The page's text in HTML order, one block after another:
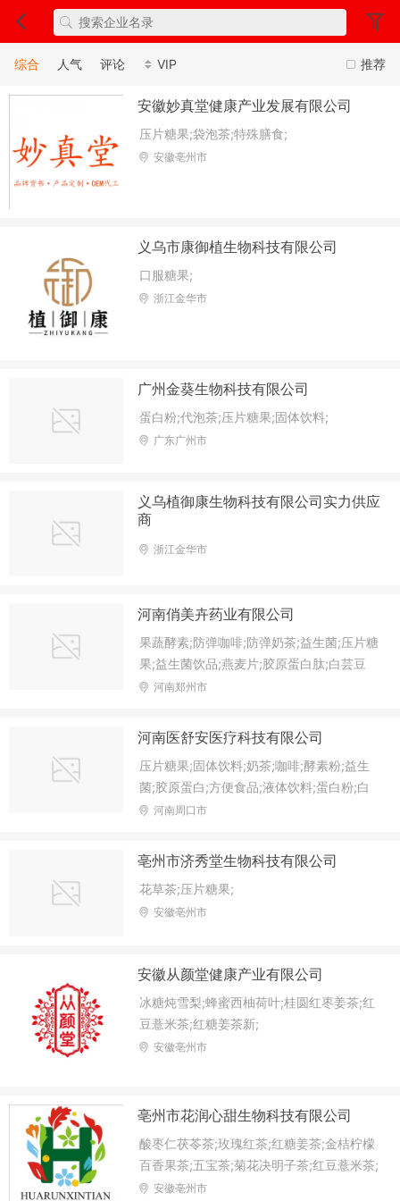
推荐
综合 人气 评论 VIP
安徽妙真堂健康产业发展有限公司
压片糖果;袋泡茶;特殊膳食;
安徽亳州市
义乌市康御植生物科技有限公司
口服糖果;
浙江金华市
广州金葵生物科技有限公司
蛋白粉;代泡茶;压片糖果;固体饮料;
广东广州市
义乌植御康生物科技有限公司实力供应
商
浙江金华市
河南俏美卉药业有限公司
果蔬酵素;防弹咖啡;防弹奶茶;益生菌;压片糖
果;益生菌饮品;燕麦片;胶原蛋白肽;白芸豆
片;蓝莓叶黄素;藕粉;南瓜酵素;益生菌粉;益
植物蛋白粉;红糖姜茶;奇亚籽藕粉;
河南郑州市
河南医舒安医疗科技有限公司
压片糖果;固体饮料;奶茶;咖啡;酵素粉;益生
菌;胶原蛋白;方便食品;液体饮料;蛋白粉;白
凉粉;木瓜葛根片;白芸豆片;黑咖啡;防弹咖
河南周口市
亳州市济秀堂生物科技有限公司
花草茶;压片糖果;
安徽亳州市
安徽从颜堂健康产业有限公司
冰糖炖雪梨;蜂蜜西柚荷叶;桂圆红枣姜茶;红
豆薏米茶;红糖姜茶新;
安徽亳州市
亳州市花润心甜生物科技有限公司
酸枣仁茯苓茶;玫瑰红茶;红糖姜茶;金桔柠檬
百香果茶;五宝茶;菊花决明子茶;红豆薏米茶;
玫瑰洛神茶;代用/养生茶;蜜桃乌龙茶;菊苣栀
安徽亳州市